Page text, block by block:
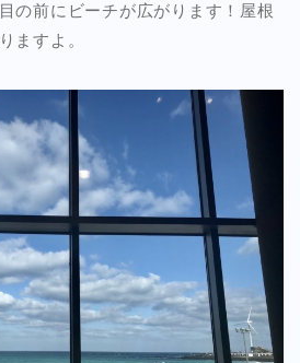
の前にビーチが広がります！屋根
ますよ。